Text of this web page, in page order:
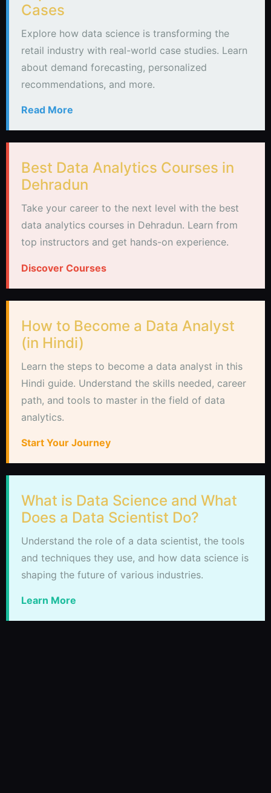
Cases
Explore how data science is transforming the
retail industry with real-world case studies. Learn
about demand forecasting, personalized
recommendations, and more.
Read More
Best Data Analytics Courses in
Dehradun
Take your career to the next level with the best
data analytics courses in Dehradun. Learn from
top instructors and get hands-on experience.
Discover Courses
How to Become a Data Analyst
(in Hindi)
Learn the steps to become a data analyst in this
Hindi guide. Understand the skills needed, career
path, and tools to master in the field of data
analytics.
Start Your Journey
What is Data Science and What
Does a Data Scientist Do?
Understand the role of a data scientist, the tools
and techniques they use, and how data science is
shaping the future of various industries.
Learn More